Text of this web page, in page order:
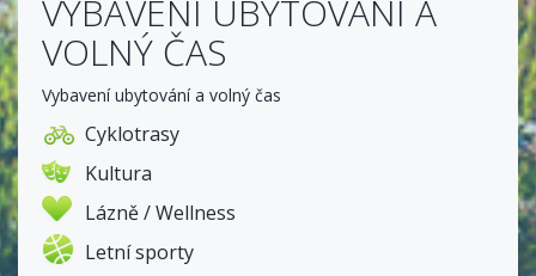
VYBAVENÍ UBYTOVÁNÍ A
VOLNÝ ČAS
Vybavení ubytování a volný čas
Cyklotrasy
Kultura
Lázně / Wellness
Letní sporty